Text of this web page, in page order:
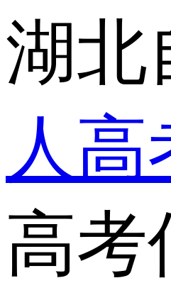
湖北
人高
高考